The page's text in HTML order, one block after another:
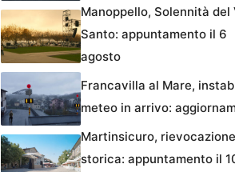
Manoppello, Solennità del
Santo: appuntamento il 6
agosto
Francavilla al Mare,
meteo in arrivo:
Martinsicuro, rievocazione
storica: appuntamento il